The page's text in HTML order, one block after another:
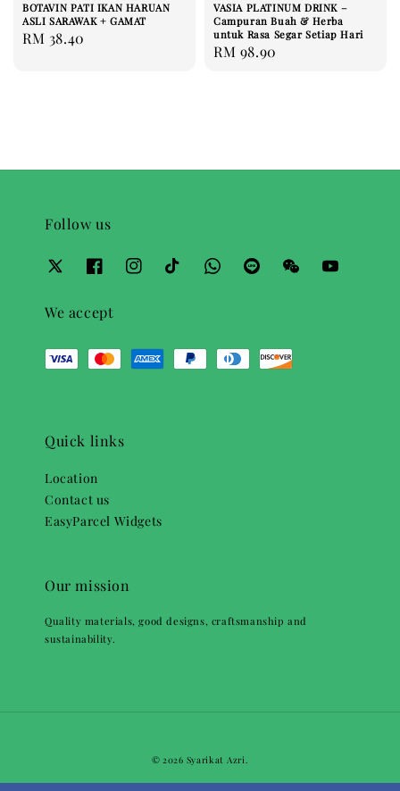
BOTAVIN PATI IKAN HARUAN
ASLI SARAWAK + GAMAT
Regular
RM 38.40
VASIA PLATINUM DRINK –
Campuran Buah & Herba
untuk Rasa Segar Setiap Hari
Regular
RM 98.90
Follow us
We accept
Quick links
Location
Contact us
EasyParcel Widgets
Our mission
Quality materials, good designs, craftsmanship and
sustainability.
© 2026 Syarikat Azri.